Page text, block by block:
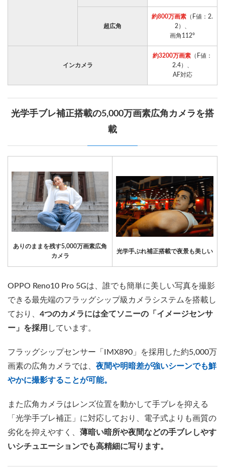
超広角
約800万画素 （F値：2.
2）、
画角112°
インカメラ
約3200万画素（F値：
2.4）、
AF対応
光学手ブレ補正搭載の5,000万画素広角カメラを搭
載
ありのままを残す5,000万画素広角
カメラ
光学手ぶれ補正搭載で夜景も美しい
OPPO Reno10 Pro 5Gは、誰でも簡単に美しい写真を撮影
できる最先端のフラッグシップ級カメラシステムを搭載し
ており、 4つのカメラには全てソニーの「イメージセンサ
ー」を採用 しています。
フラッグシップセンサー「IMX890」を採用した約5,000万
画素の広角カメラでは、 夜間や明暗差が強いシーンでも鮮
やかに撮影することが可能。
また広角カメラはレンズ位置を動かして手ブレを抑える
「光学手ブレ補正」に対応しており、電子式よりも画質の
劣化を抑えやすく、 薄暗い暗所や夜間などの手ブレしやす
いシチュエーションでも高精細に写ります。